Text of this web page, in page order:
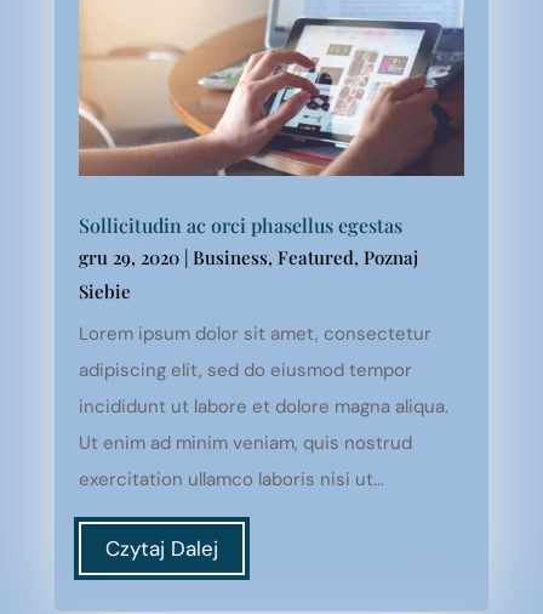
Sollicitudin ac orci phasellus egestas
gru 29, 2020| Business, Featured, Poznaj
Siebie
Lorem ipsum dolor sit amet, consectetur
adipiscing elit, sed do eiusmod tempor
incididunt ut labore et dolore magna aliqua.
Ut enim ad minim veniam, quis nostrud
exercitation ullamco laboris nisi ut...
Czytaj Dalej